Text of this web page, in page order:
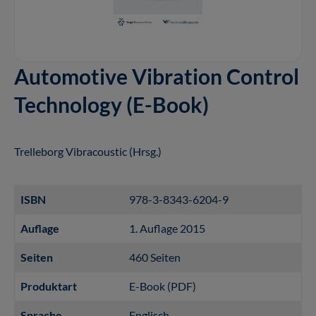
Automotive Vibration Control
Technology (E-Book)
Trelleborg Vibracoustic (Hrsg.)
ISBN 978-3-8343-6204-9
Auflage 1. Auflage 2015
Seiten 460 Seiten
Produktart E-Book (PDF)